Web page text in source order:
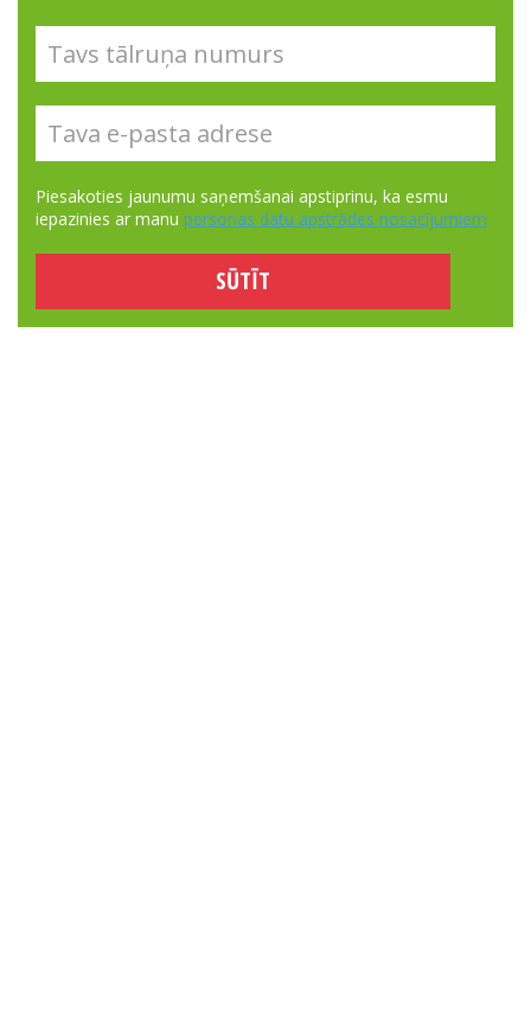
Piesakoties jaunumu saņemšanai apstiprinu, ka esmu
iepazinies ar manu personas datu apstrādes nosacījumiem